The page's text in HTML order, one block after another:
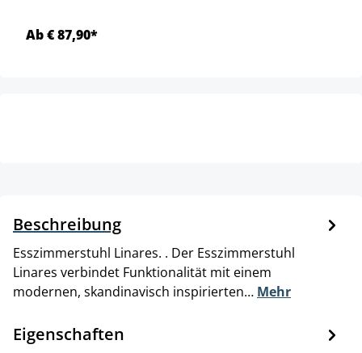
Ab € 87,90*
Beschreibung
Esszimmerstuhl Linares. . Der Esszimmerstuhl
Linares verbindet Funktionalität mit einem
modernen, skandinavisch inspirierten… Mehr
Eigenschaften